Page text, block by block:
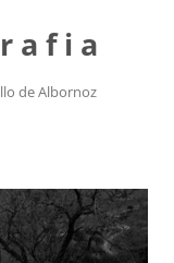
a f i a
de Albornoz